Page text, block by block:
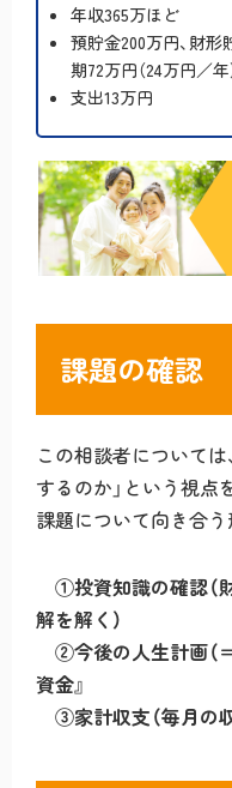
年収365万ほど
預貯金200万円、財形
期72万円（24万円／年
支出13万円
課題の確認
この相談者については
するのか」という視点
課題について向き合う
①投資知識の確認（
解を解く）
②今後の人生計画（
資金』
③家計収支（毎月の